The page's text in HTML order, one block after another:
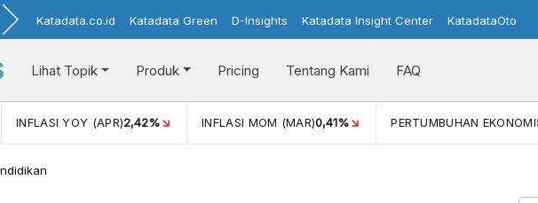
Katadata.co.id Katadata Green D-Insights Katadata Insight Center KatadataOto
Lihat Topik Produk Pricing Tentang Kami FAQ
INFLASI YOY (APR)2,42% INFLASI MOM (MAR)0,41% PERTUMBUHAN EKONOMI